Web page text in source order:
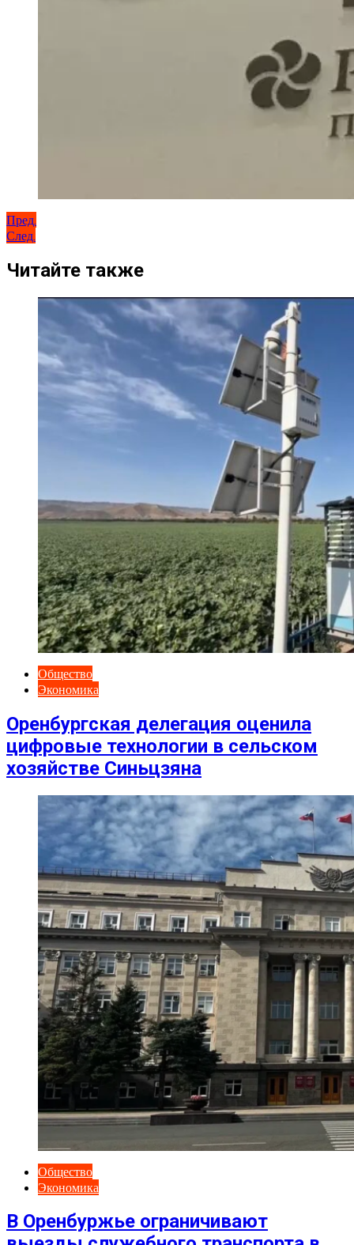
Навигация
по
записям
Пред.
След.
Читайте также
Общество
Экономика
Оренбургская делегация оценила
цифровые технологии в сельском
хозяйстве Синьцзяна
Общество
Экономика
В Оренбуржье ограничивают